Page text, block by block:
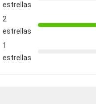
estrellas
2
estrellas
1
estrellas